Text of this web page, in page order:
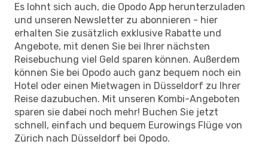
Es lohnt sich auch, die Opodo App herunterzuladen
und unseren Newsletter zu abonnieren - hier
erhalten Sie zusätzlich exklusive Rabatte und
Angebote, mit denen Sie bei Ihrer nächsten
Reisebuchung viel Geld sparen können. Außerdem
können Sie bei Opodo auch ganz bequem noch ein
Hotel oder einen Mietwagen in Düsseldorf zu Ihrer
Reise dazubuchen. Mit unseren Kombi-Angeboten
sparen sie dabei noch mehr! Buchen Sie jetzt
schnell, einfach und bequem Eurowings Flüge von
Zürich nach Düsseldorf bei Opodo.